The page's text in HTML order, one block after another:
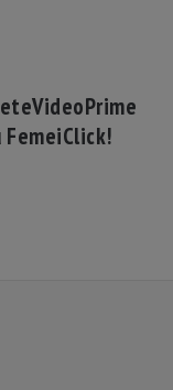
VideoPrime
Click!